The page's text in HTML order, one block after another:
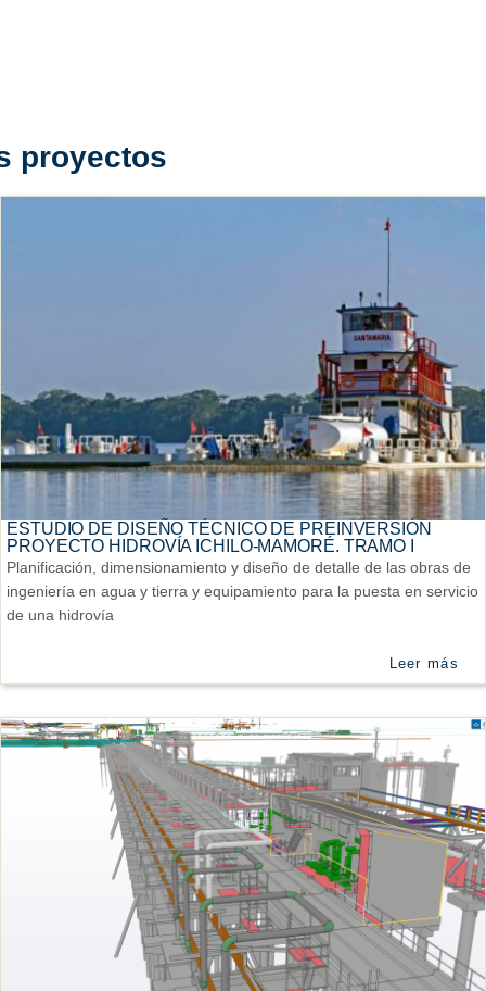
proyectos
ESTUDIO DE DISEÑO TÉCNICO DE PREINVERSIÓN
PROYECTO HIDROVÍA ICHILO-MAMORÉ. TRAMO I
Planificación, dimensionamiento y diseño de detalle de las obras de
ingeniería en agua y tierra y equipamiento para la puesta en servicio
de una hidrovía
Leer más